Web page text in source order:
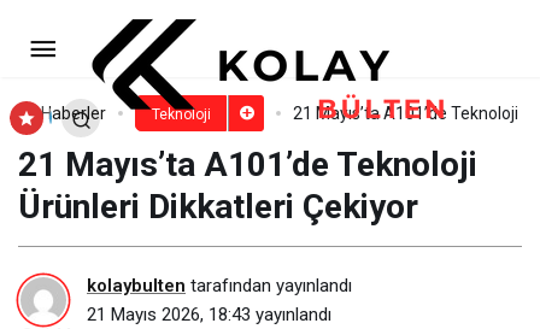
Haberler Teknoloji 21 Mayıs’ta A101’de Teknoloji
21 Mayıs’ta A101’de Teknoloji
Ürünleri Dikkatleri Çekiyor
kolaybulten tarafından yayınlandı
21 Mayıs 2026, 18:43 yayınlandı
Tek kareden yaratıcı videoya:
Görsel dünyada yapay zeka dönemi
Yorum Yap Paylaş